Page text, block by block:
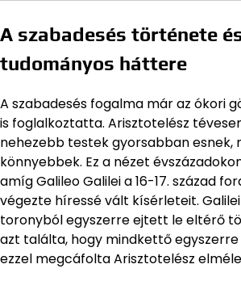
A szabadesés története
tudományos háttere
A szabadesés fogalma már az ókori
is foglalkoztatta. Arisztotelész
nehezebb testek gyorsabban esnek,
könnyebbek. Ez a nézet
amíg Galileo Galilei a 16-17. század
végezte híressé vált kísérleteit.
toronyból egyszerre ejtett le eltérő
azt találta, hogy mindkettő
ezzel megcáfolta Arisztotelész